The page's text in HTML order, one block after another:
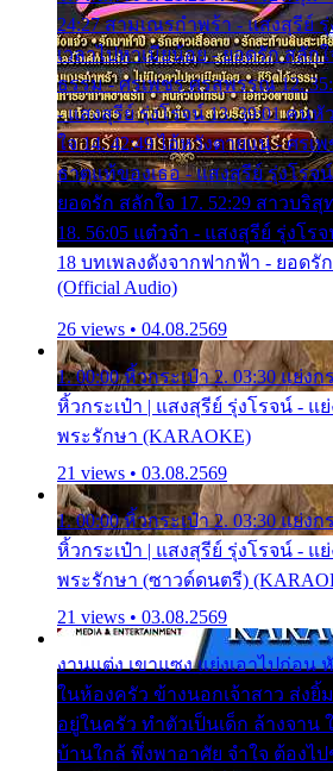
24:27 สามเณรกำพร้า - แสงสุรีย์ รุ่
เวลาไปหาเมียน้อย - ยอดรัก สลักใ
ธรรม - ศรเพชร ศรสุพรรณ 12.
- แสงสุรีย์ รุ่งโรจน์ 13. 39:01 คน
ใจ 14. 42:49 ไอ้หวังตายแน่ - ศรเ
ธาตุแท้ของเธอ - แสงสุรีย์ รุ่งโรจ
ยอดรัก สลักใจ 17. 52:29 สาวบริ
18. 56:05 แต๋วจ๋า - แสงสุรีย์ รุ่งโร
18 บทเพลงดังจากฟากฟ้า - ยอดรั
(Official Audio)
26 views • 04.08.2569
1. 00:00 หิ้วกระเป๋า 2. 03:30 แย่งก
หิ้วกระเป๋า | แสงสุรีย์ รุ่งโรจน์ - แ
พระรักษา (KARAOKE)
21 views • 03.08.2569
1. 00:00 หิ้วกระเป๋า 2. 03:30 แย่งก
หิ้วกระเป๋า | แสงสุรีย์ รุ่งโรจน์ - แ
พระรักษา (ซาวด์ดนตรี)
21 views • 03.08.2569
งานแต่ง เขาแซง แย่งเอาไปก่อ
ในห้องครัว ข้างนอกเจ้าสาว ส่งยิ้
อยู่ในครัว ทำตัวเป็นเด็ก ล้างจาน
บ้านใกล้ พึ่งพาอาศัย จำใจ ต้องไป